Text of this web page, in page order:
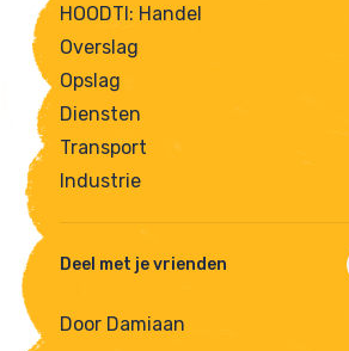
HOODTI: Handel
Overslag
Opslag
Diensten
Transport
Industrie
Deel met je vrienden
Door Damiaan